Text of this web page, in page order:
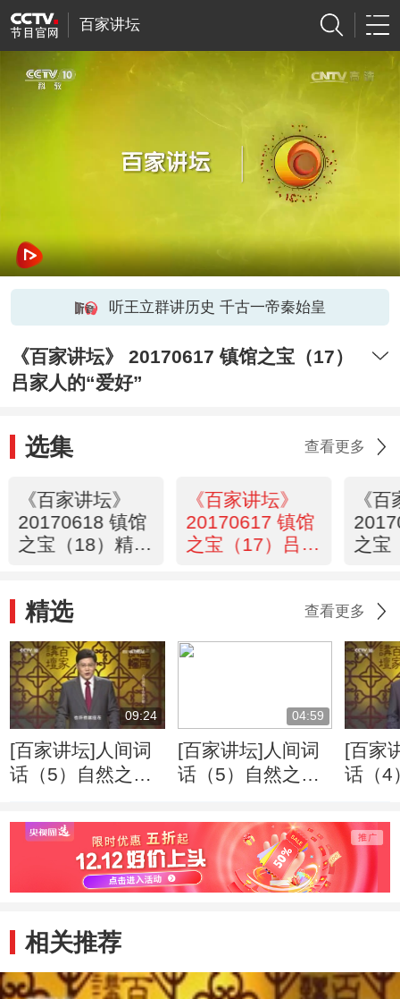
百家讲坛
听王立群讲历史 千古一帝秦始皇
《百家讲坛》 20170617 镇馆之宝（17）
吕家人的“爱好”
选集 查看更多
《百家讲坛》
20170618 镇馆
之宝（18）精致
《百家讲坛》
20170617 镇馆
之宝（17）吕家
《
之宝
精选 查看更多
09:24
[百家讲坛]人间词
话（5）自然之眼
景
04:59
[百家讲坛]人间词
话（5）自然之眼
之眼”
[百家
话（4
相关推荐